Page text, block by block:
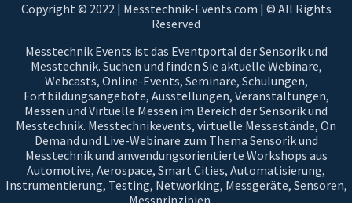
Copyright © 2022 | Messtechnik-Events.com | © All Rights
Reserved
Messtechnik Events ist das Eventportal der Sensorik und
Messtechnik. Suchen und finden Sie aktuelle Webinare,
Webcasts, Online-Events, Seminare, Schulungen,
Fortbildungsangebote, Ausstellungen, Veranstaltungen,
Messen und Virtuelle Messen im Bereich der Sensorik und
Messtechnik. Messtechnikevents, virtuelle Messestände, On
Demand und Live-Webinare zum Thema Sensorik und
Messtechnik und anwendungsorientierte Workshops aus
Automotive, Aerospace, Smart Cities, Automatisierung,
Instrumentierung, Testing, Networking, Messgeräte, Sensoren,
Messprinzipien, ...